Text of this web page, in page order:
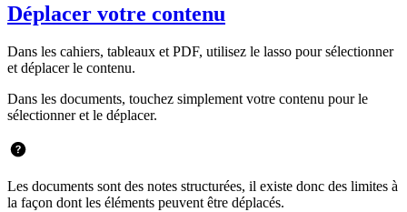
Déplacer votre contenu
Dans les cahiers, tableaux et PDF, utilisez le lasso pour sélectionner
et déplacer le contenu.
Dans les documents, touchez simplement votre contenu pour le
sélectionner et le déplacer.
Les documents sont des notes structurées, il existe donc des limites à
la façon dont les éléments peuvent être déplacés.